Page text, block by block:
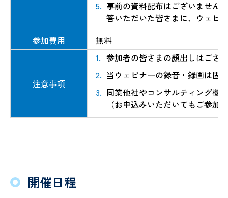
事前の資料配布はございません
答いただいた皆さまに、ウェビ
参加費用
無料
注意事項
参加者の皆さまの顔出しはござ
当ウェビナーの録音・録画は固
同業他社やコンサルティング機
（お申込みいただいてもご参加
開催日程